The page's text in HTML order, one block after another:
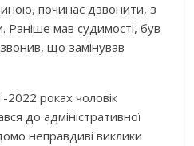
починає дзвонити, з
Раніше мав судимості, був
що замінував
2022 роках чоловік
до адміністративної
неправдиві виклики